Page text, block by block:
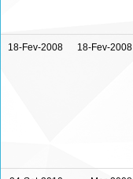
18-Fev-2008 18-Fev-2008